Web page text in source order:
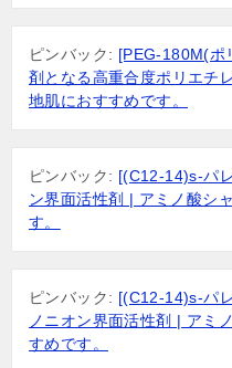
ピンバック: [PEG-180M(ポ
剤となる高重合度ポリエチ
地肌におすすめです。
ピンバック: [(C12-14)s-パ
ン界面活性剤 | アミノ酸シ
す。
ピンバック: [(C12-14)s-パ
ノニオン界面活性剤 | アミ
すめです。